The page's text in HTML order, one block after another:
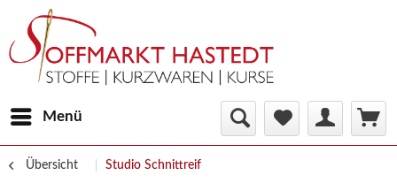
Menü
Übersicht Studio Schnittreif